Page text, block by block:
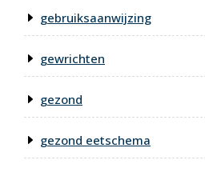
gebruiksaanwijzing
gewrichten
gezond
gezond eetschema